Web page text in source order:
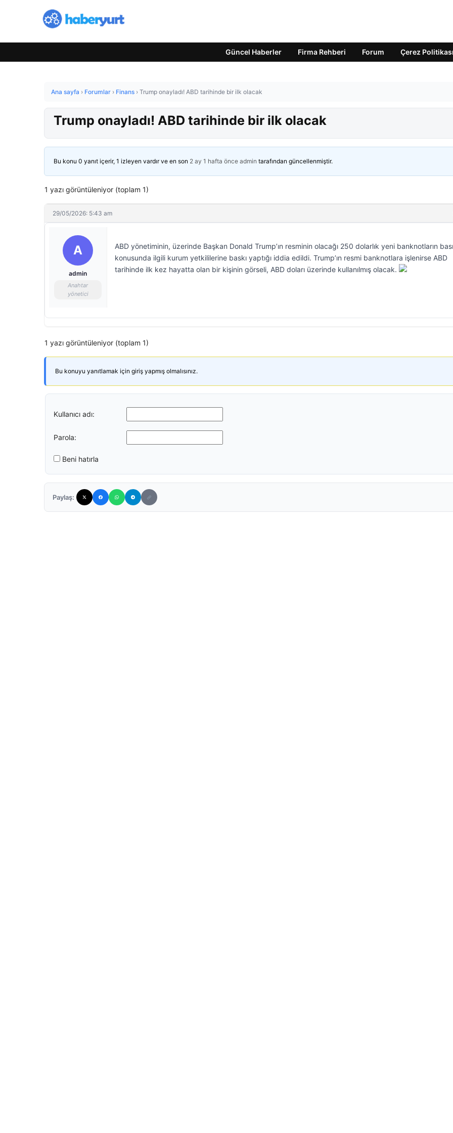
Güncel Haberler Firma Rehberi Forum Çerez Politikası
Ana sayfa › Forumlar › Finans › Trump onayladı! ABD tarihinde bir ilk olacak
Trump onayladı! ABD tarihinde bir ilk olacak
Bu konu 0 yanıt içerir, 1 izleyen vardır ve en son 2 ay 1 hafta önce admin tarafından güncellenmiştir.
1 yazı görüntüleniyor (toplam 1)
29/05/2026: 5:43 am
A
admin
Anahtar
yönetici
ABD yönetiminin, üzerinde Başkan Donald Trump’ın resminin olacağı 250 dolarlık yeni banknotların
konusunda ilgili kurum yetkililerine baskı yaptığı iddia edildi. Trump’ın resmi banknotlara işlenirse ABD
tarihinde ilk kez hayatta olan bir kişinin görseli, ABD doları üzerinde kullanılmış olacak.
1 yazı görüntüleniyor (toplam 1)
Bu konuyu yanıtlamak için giriş yapmış olmalısınız.
Kullanıcı adı:
Parola:
Beni hatırla
Paylaş: